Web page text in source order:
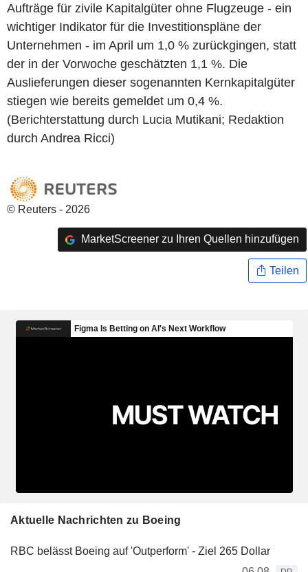
Aufträge für zivile Kapitalgüter ohne Flugzeuge - ein
wichtiger Indikator für die Investitionspläne der
Unternehmen - im April um 1,0 % zurückgingen, statt
der in der Vorwoche geschätzten 1,1 %. Die
Auslieferungen dieser sogenannten Kernkapitalgüter
stiegen wie bereits gemeldet um 0,4 %.
(Berichterstattung durch Lucia Mutikani; Redaktion
durch Andrea Ricci)
© Reuters - 2026
MarketScreener zu Ihren Quellen hinzufügen
Teilen
Aktuelle Nachrichten zu Boeing
RBC belässt Boeing auf 'Outperform' - Ziel 265 Dollar